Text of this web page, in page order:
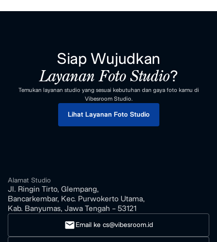
Siap Wujudkan
Layanan Foto Studio?
Temukan layanan studio yang sesuai kebutuhan dan gaya foto kamu di
Vibesroom Studio.
Lihat Layanan Foto Studio
Alamat Studio
Jl. Ringin Tirto, Glempang,
Bancarkembar, Kec. Purwokerto Utama,
Kab. Banyumas, Jawa Tengah - 53121
Email ke cs@vibesroom.id